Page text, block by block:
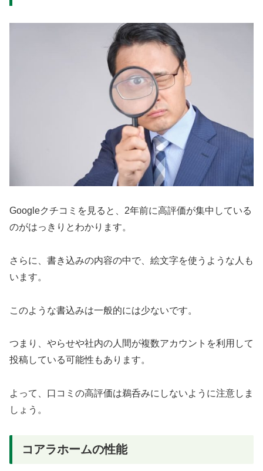
Googleクチコミを見ると、2年前に高評価が集中している
のがはっきりとわかります。
さらに、書き込みの内容の中で、絵文字を使うような人も
います。
このような書込みは一般的には少ないです。
つまり、やらせや社内の人間が複数アカウントを利用して
投稿している可能性もあります。
よって、口コミの高評価は鵜呑みにしないように注意しま
しょう。
コアラホームの性能